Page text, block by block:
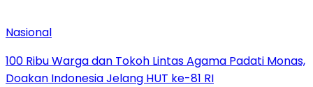
Nasional
100 Ribu Warga dan Tokoh Lintas Agama Padati Monas,
Doakan Indonesia Jelang HUT ke-81 RI